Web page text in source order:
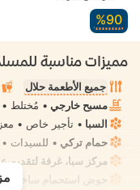
90‏%
مميزات مناسبة
جميع الأطعمة حلال
مسبح خارجي • مُختلط
السبا • تأجير خاص •
حمام تركي • للسيدات •
مركز سبا، غرفة لتقديم
حوض استحمام ساخن/